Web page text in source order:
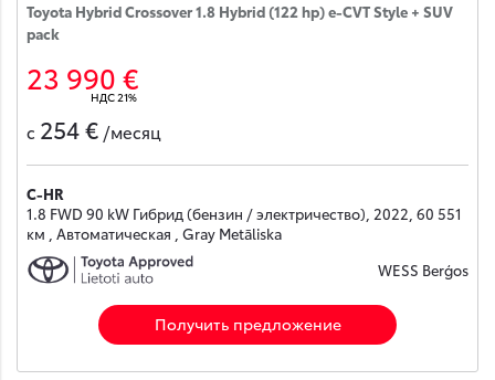
Toyota Hybrid Crossover 1.8 Hybrid (122 hp) e-CVT Style + SUV
pack
23 990 €
НДС 21%
с 254 € /месяц
C-HR
1.8 FWD 90 kW Гибрид (бензин / электричество), 2022, 60 551
км , Автоматическая , Gray Metāliska
WESS Berģos
Получить предложение